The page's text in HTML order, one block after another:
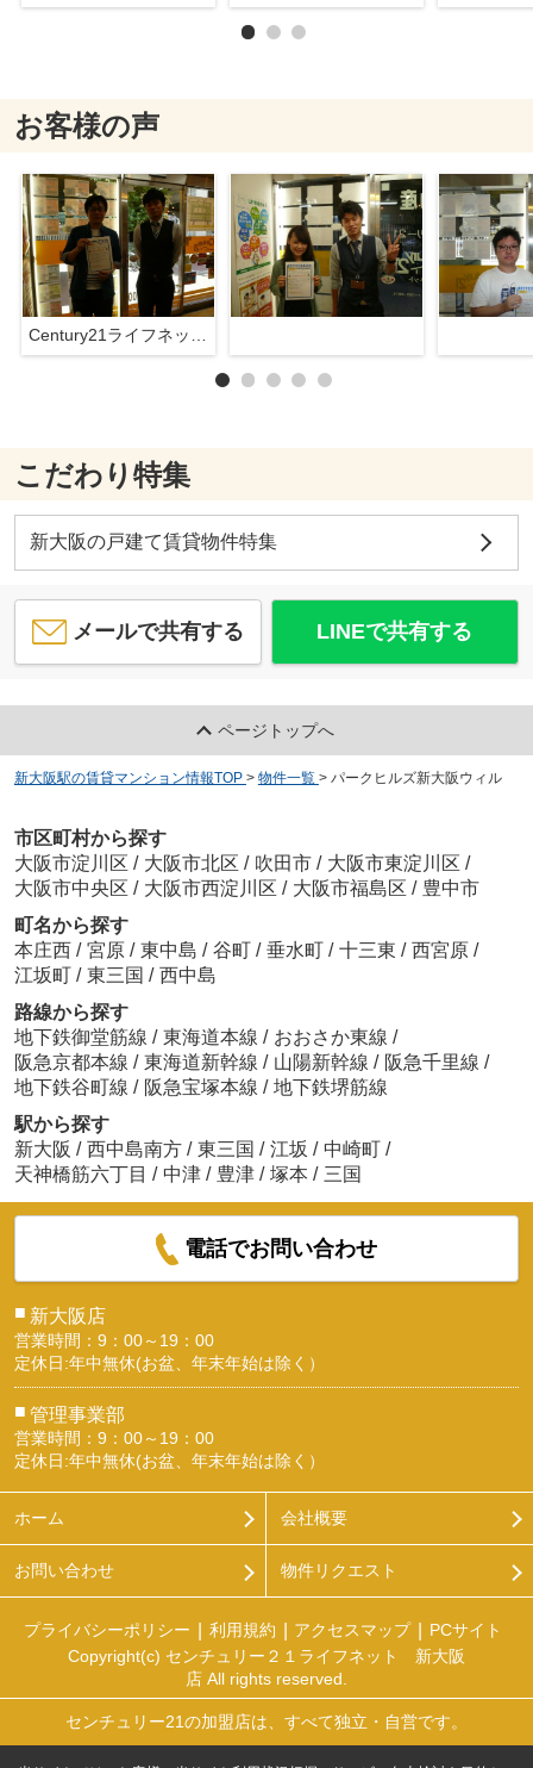
お客様の声
こだわり特集
新大阪の戸建て賃貸物件特集
メールで共有する LINEで共有する
ページトップへ
新大阪駅の賃貸マンション情報TOP > 物件一覧 > パークヒルズ新大阪ウィル
市区町村から探す
大阪市淀川区 / 大阪市北区 / 吹田市 / 大阪市東淀川区 /
大阪市中央区 / 大阪市西淀川区 / 大阪市福島区 / 豊中市
町名から探す
本庄西 / 宮原 / 東中島 / 谷町 / 垂水町 / 十三東 / 西宮原 /
江坂町 / 東三国 / 西中島
路線から探す
地下鉄御堂筋線 / 東海道本線 / おおさか東線 /
阪急京都本線 / 東海道新幹線 / 山陽新幹線 / 阪急千里線 /
地下鉄谷町線 / 阪急宝塚本線 / 地下鉄堺筋線
駅から探す
新大阪 / 西中島南方 / 東三国 / 江坂 / 中崎町 /
天神橋筋六丁目 / 中津 / 豊津 / 塚本 / 三国
電話でお問い合わせ
■ 新大阪店
営業時間：9：00～19：00
定休日:年中無休(お盆、年末年始は除く）
■ 管理事業部
営業時間：9：00～19：00
定休日:年中無休(お盆、年末年始は除く）
ホーム 会社概要
お問い合わせ 物件リクエスト
プライバシーポリシー 利用規約 アクセスマップ
PCサイト
Copyright(c) センチュリー２１ライフネット 新大阪
店 All rights reserved.
センチュリー21の加盟店は、すべて独立・自営です。